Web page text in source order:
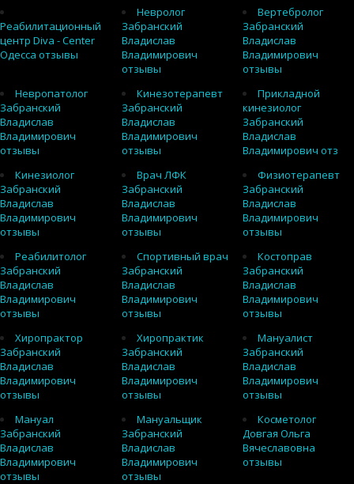
Реабилитационный
центр Diva - Center
Одесса отзывы
Невролог
Забранский
Владислав
Владимирович
отзывы
Вертебролог
Забранский
Владислав
Владимирович
отзывы
Невропатолог
Забранский
Владислав
Владимирович
отзывы
Кинезотерапевт
Забранский
Владислав
Владимирович
отзывы
Прикладной
кинезиолог
Забранский
Владислав
Владимирович отз
Кинезиолог
Забранский
Владислав
Владимирович
отзывы
Врач ЛФК
Забранский
Владислав
Владимирович
отзывы
Физиотерапевт
Забранский
Владислав
Владимирович
отзывы
Реабилитолог
Забранский
Владислав
Владимирович
отзывы
Спортивный врач
Забранский
Владислав
Владимирович
отзывы
Костоправ
Забранский
Владислав
Владимирович
отзывы
Хиропрактор
Забранский
Владислав
Владимирович
отзывы
Хиропрактик
Забранский
Владислав
Владимирович
отзывы
Мануалист
Забранский
Владислав
Владимирович
отзывы
Мануал
Забранский
Владислав
Владимирович
отзывы
Мануальщик
Забранский
Владислав
Владимирович
отзывы
Косметолог
Довгая Ольга
Вячеславовна
отзывы